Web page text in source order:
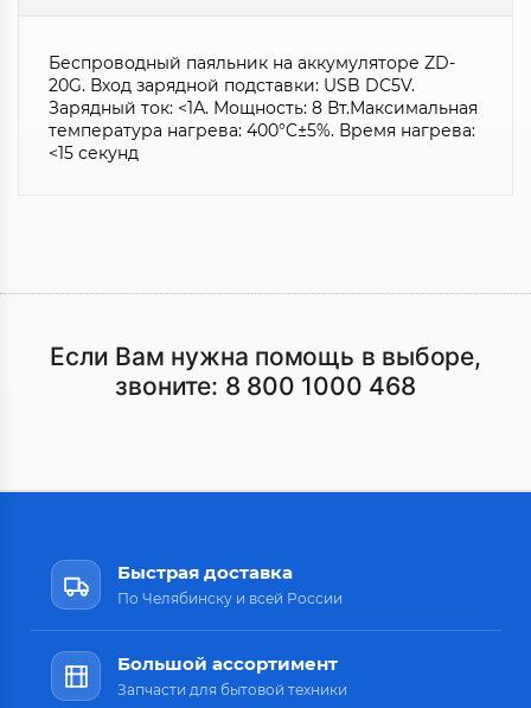
Беспроводный паяльник на аккумуляторе ZD-
20G. Вход зарядной подставки: USB DC5V.
Зарядный ток: <1А. Мощность: 8 Вт.Максимальная
температура нагрева: 400°C±5%. Время нагрева:
<15 секунд
Если Вам нужна помощь в выборе,
звоните: 8 800 1000 468
Быстрая доставка
По Челябинску и всей России
Большой ассортимент
Запчасти для бытовой техники